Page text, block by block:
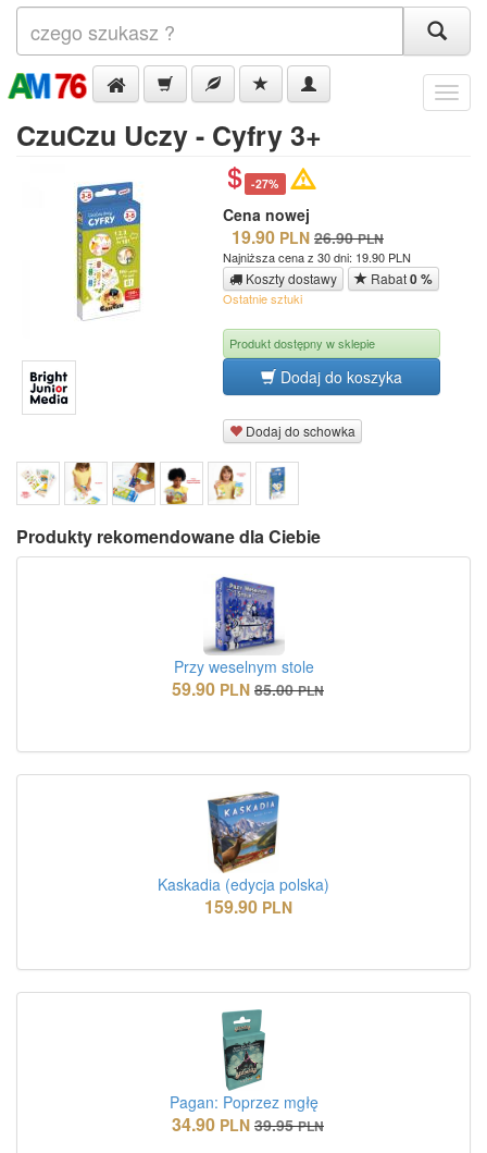
Menu
CzuCzu Uczy - Cyfry 3+
-27%
Cena nowej
19.90 PLN 26.90 PLN
Najniższa cena z 30 dni: 19.90 PLN
Koszty dostawy Rabat0 %
Ostatnie sztuki
Produkt dostępny w sklepie
Dodaj do koszyka
Dodaj do schowka
Produkty rekomendowane dla Ciebie
Przy weselnym stole
59.90 PLN 85.00 PLN
Kaskadia (edycja polska)
159.90 PLN
Pagan: Poprzez mgłę
34.90 PLN 39.95 PLN